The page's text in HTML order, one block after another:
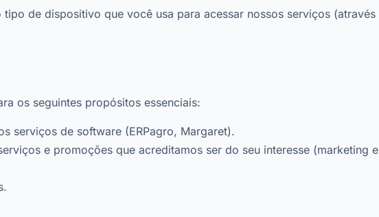
tipo de dispositivo que você usa para acessar nossos serviços (através
os seguintes propósitos essenciais:
serviços de software (ERPagro, Margaret).
e promoções que acreditamos ser do seu interesse (marketing e